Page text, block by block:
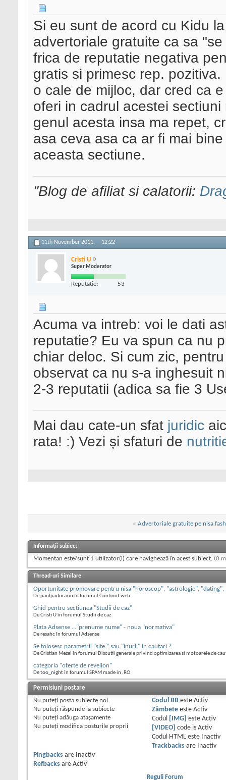
Si eu sunt de acord cu Kidu
advertoriale gratuite ca sa
frica de reputatie negativa
gratis si primesc rep.
o cale de mijloc, dar cred ca
oferi in cadrul acestei
genul acesta insa ma repet,
asa ceva asa ca ar fi mai
aceasta sectiune.
"Blog de afiliat si calatorii:
11th November 2011, 12:22
Cristi U
Super Moderator
Reputatie: 53
Acuma va intreb: voi le dati
reputatie? Eu va spun ca nu
chiar deloc. Si cum zic,
observat ca nu s-a inghesuit
2-3 reputatii (adica sa fie 3
Mai dau cate-un sfat juridic
rata! :) Vezi și sfaturi de
« Advertoriale gratuite pe nisa
Informații subiect
Momentan este/sunt 1 utilizator(i) care navighează în acest subiect. (0
Thread-uri Similare
Oportunitate promovare pentru nisa "horoscop", "astrologie",
De paulpadurariu în forumul Continut web
Ghid pentru sectiunea "Studii de caz"
De Cristi U în forumul Studii de caz
Plata Adsense ..."prenume nume" - noua "normativa"
De resahc în forumul Adsense
Se folosesc parametrii "site:" sau "inurl:" in cautari ?
De Cristian Mezei în forumul Discutii generale privind optimizarea si motoarele de
categoria "oferte de revelion"
De too_night în forumul SPAM made in .RO
Permisiuni postare
Nu puteţi posta subiecte noi.
Nu puteţi răspunde la subiecte
Nu puteţi adăuga ataşamente
Nu puteţi modifica posturile proprii
Codul BBeste Activ
Zâmbeteeste Activ
Codul
[IMG] este Activ
[VIDEO] code is Activ
Codul HTML este
Inactiv
Trackbacksare
Inactiv
Pingbacks are
Inactiv
Refbacks are Activ
Reguli Forum